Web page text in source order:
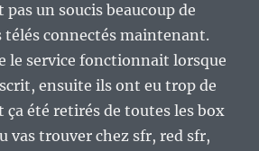
pas un soucis beaucoup de
télés connectés maintenant.
le service fonctionnait lorsque
ensuite ils ont eu trop de
ça été retirés de toutes les box
vas trouver chez sfr, red sfr,